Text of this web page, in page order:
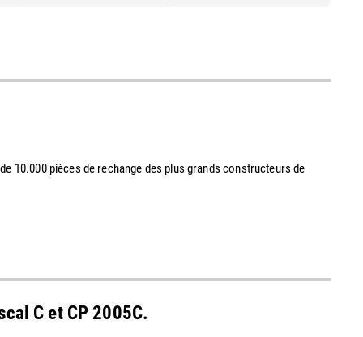
10.000 pièces de rechange des plus grands constructeurs de
C et CP 2005C.